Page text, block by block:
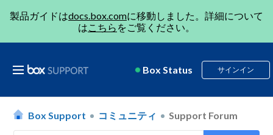
製品ガイドはdocs.box.comに移動しました。詳細について
はこちら をご覧ください。
Box Status サインイン
Box Support コミュニティ Support Forum